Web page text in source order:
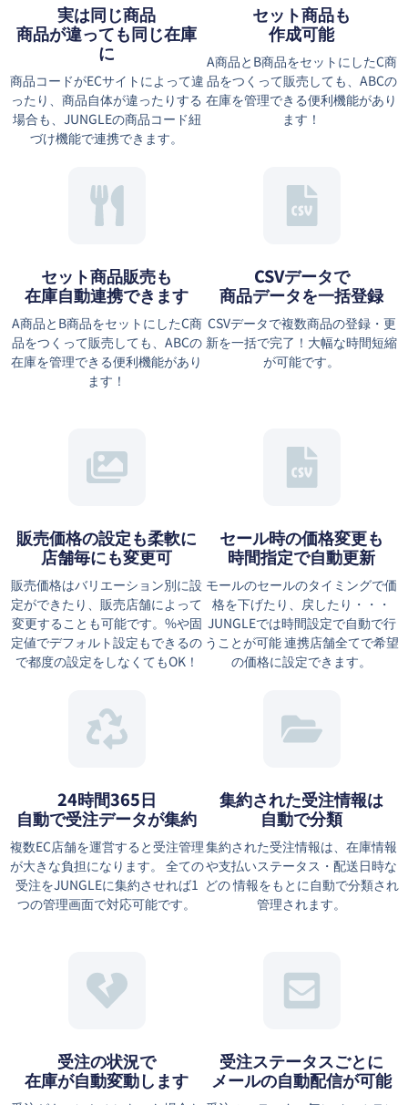
実は同じ商品
商品が違っても同じ在庫
に
商品コードがECサイトによって違
ったり、商品自体が違ったりする
場合も、JUNGLEの商品コード紐
づけ機能で連携できます。
セット商品も
作成可能
A商品とB商品をセットにしたC商
品をつくって販売しても、ABCの
在庫を管理できる便利機能があり
ます！
セット商品販売も
在庫自動連携できます
A商品とB商品をセットにしたC商
品をつくって販売しても、ABCの
在庫を管理できる便利機能があり
ます！
CSVデータで
商品データを一括登録
CSVデータで複数商品の登録・更
新を一括で完了！大幅な時間短縮
が可能です。
販売価格の設定も柔軟に
店舗毎にも変更可
販売価格はバリエーション別に設
定ができたり、販売店舗によって
変更することも可能です。%や固
定値でデフォルト設定もできるの
で都度の設定をしなくてもOK！
セール時の価格変更も
時間指定で自動更新
モールのセールのタイミングで価
格を下げたり、戻したり・・・
JUNGLEでは時間設定で自動で行
うことが可能 連携店舗全てで希望
の価格に設定できます。
24時間365日
自動で受注データが集約
複数EC店舗を運営すると受注管理
が大きな負担になります。 全ての
受注をJUNGLEに集約させれば1
つの管理画面で対応可能です。
集約された受注情報は
⾃動で分類
集約された受注情報は、在庫情報
や⽀払いステータス・配送⽇時な
どの 情報をもとに⾃動で分類され
管理されます。
受注の状況で
在庫が自動変動します
受注ステータスごとに
メールの自動配信が可能